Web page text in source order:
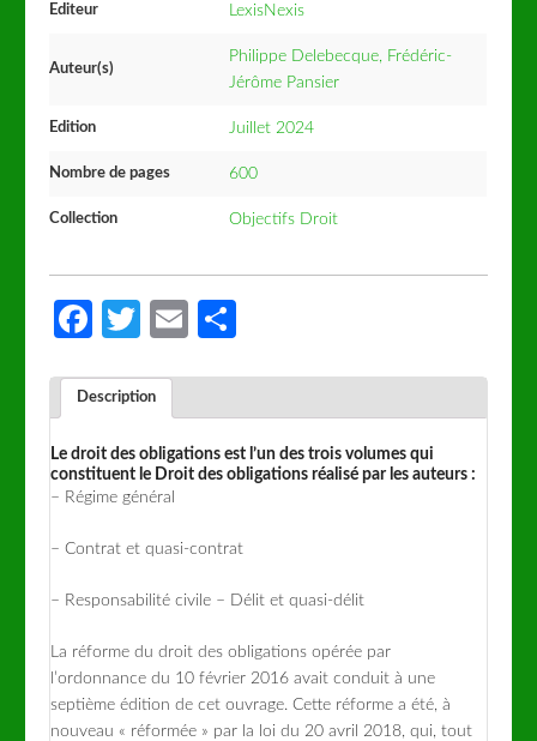
Editeur LexisNexis
Auteur(s)
Philippe Delebecque, Frédéric-
Jérôme Pansier
Edition Juillet 2024
Nombre de pages 600
Collection Objectifs Droit
Facebook
Twitter
Email
Description
Le droit des obligations est l’un des trois volumes qui
constituent le Droit des obligations réalisé par les auteurs :
– Régime général
– Contrat et quasi-contrat
– Responsabilité civile – Délit et quasi-délit
La réforme du droit des obligations opérée par
l’ordonnance du 10 février 2016 avait conduit à une
septième édition de cet ouvrage. Cette réforme a été, à
nouveau « réformée » par la loi du 20 avril 2018, qui, tout